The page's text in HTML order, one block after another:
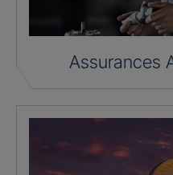
Assurances